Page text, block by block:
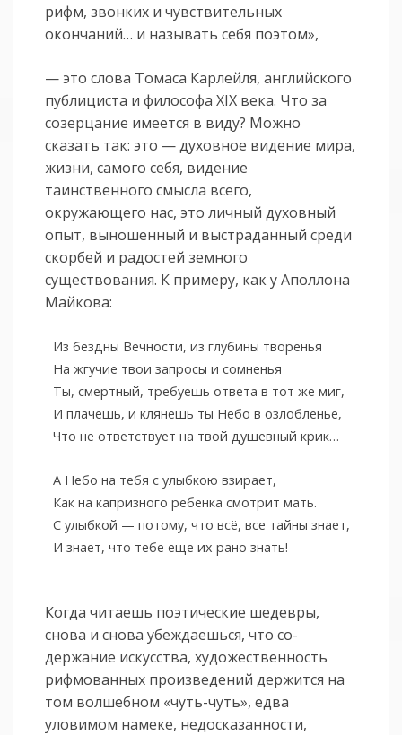
рифм, звонких и чувствительных
окончаний… и на­зывать себя поэтом»,
— это слова Томаса Карлейля, английского
публициста и философа XIX века. Что за
созерцание имеется в виду? Можно
сказать так: это — духовное видение мира,
жизни, самого себя, видение
таинственного смысла всего,
окружающего нас, это личный духовный
опыт, выношенный и выстраданный среди
скорбей и радостей земного
существования. К примеру, как у Аполлона
Майкова:
Из бездны Вечности, из глубины творенья
На жгучие твои запросы и сомненья
Ты, смертный, требуешь ответа в тот же миг,
И плачешь, и клянешь ты Небо в озлобленье,
Что не ответствует на твой душевный крик…
А Небо на тебя с улыбкою взирает,
Как на капризного ребенка смотрит мать.
С улыбкой — потому, что всё, все тайны знает,
И знает, что тебе еще их рано знать!
Когда читаешь поэтические шедевры,
снова и снова убеждаешься, что со­
держание искусства, художественность
рифмованных произведений держится на
том волшебном «чуть-чуть», едва
уловимом намеке, недосказанности,